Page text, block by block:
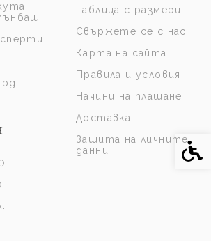
Таблица с размери
Свържете се с нас
Карта на сайта
Правила и условия
Начини на плащане
Доставка
Защита на личните
данни